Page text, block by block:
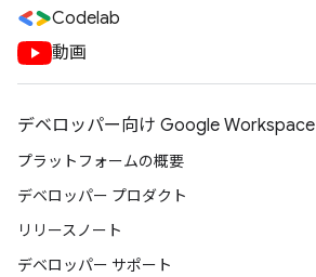
Codelab
動画
デベロッパー向け Google Workspace
プラットフォームの概要
デベロッパー プロダクト
リリースノート
デベロッパー サポート